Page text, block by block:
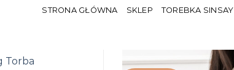
STRONA GŁÓWNA SKLEP TOREBKA SINSAY
Torba